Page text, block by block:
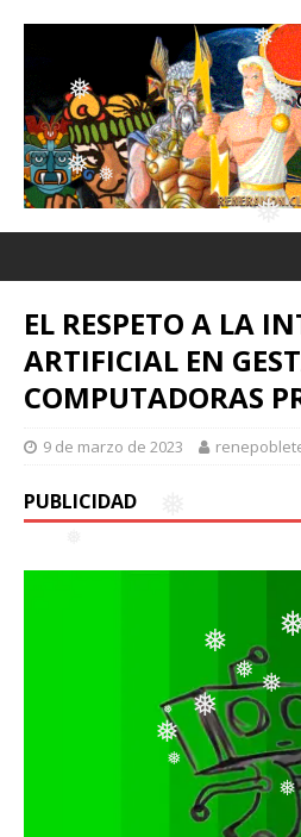
❅
❅
❅
❅
❅
❅
❅
❅
EL RESPETO A LA
ARTIFICIAL EN
COMPUTADORAS
9 de marzo de 2023
PUBLICIDAD